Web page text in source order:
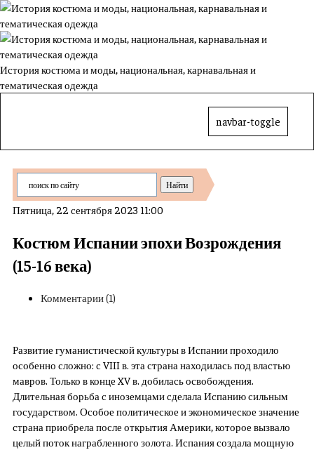
История костюма и моды, национальная, карнавальная и
тематическая одежда
navbar-toggle
Пятница, 22 сентября 2023 11:00
Костюм Испании эпохи Возрождения
(15-16 века)
Комментарии (1)
Развитие гуманистической культуры в Испании проходило
особенно сложно: с VIII в. эта страна находилась под властью
мавров. Только в конце XV в. добилась освобождения.
Длительная борьба с иноземцами сделала Испанию сильным
государством. Особое политическое и экономическое значение
страна приобрела после открытия Америки, которое вызвало
целый поток награбленного золота. Испания создала мощную